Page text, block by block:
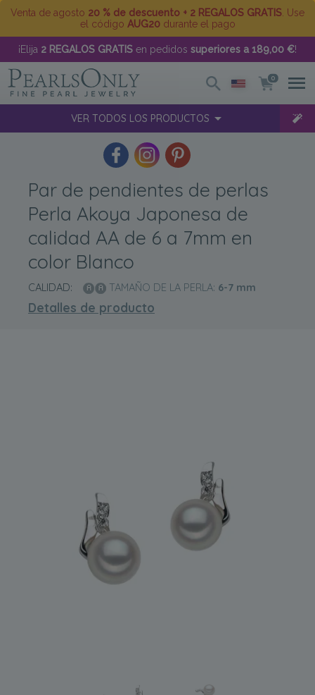
Venta de agosto 20 % de descuento + 2 REGALOS GRATIS . Use
el código AUG20durante el pago
¡Elija 2 REGALOS GRATIS en pedidos superiores a 189,00 €!
0
VER TODOS LOS PRODUCTOS
Par de pendientes de perlas
Perla Akoya Japonesa de
calidad AA de 6 a 7mm en
color Blanco
CALIDAD: TAMAÑO DE LA PERLA: 6-7 mm
Detalles de producto